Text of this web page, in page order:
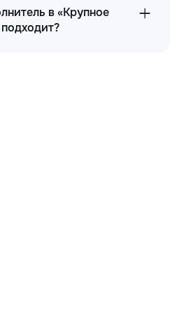
в «Крупное